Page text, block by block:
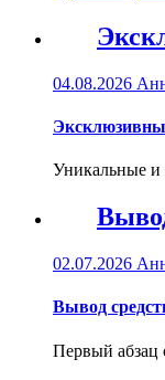
04.08.2026
Уникальные и
02.07.2026
Вывод
Первый абзац